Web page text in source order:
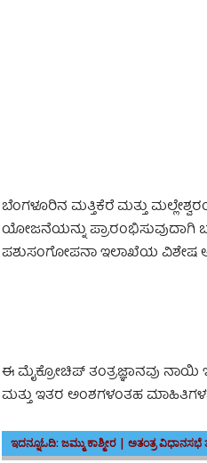
ಬೆಂಗಳೂರಿನ ಮತ್ತಿಕೆರೆ ಮತ್ತು
ಯೋಜನೆಯನ್ನು
ಪಶುಸಂಗೋಪನಾ ಇಲಾಖೆಯ ವಿಶೇಷ
ಈ ಮೈಕ್ರೋಚಿಪ್ ತಂತ್ರಜ್ಞಾನವು ನಾಯಿ
ಮತ್ತು ಇತರ ಅಂಶಗಳಂತಹ
ಇದನ್ನೂಓದಿ: ಜಮ್ಮು ಕಾಶ್ಮೀರ | ಅತಂತ್ರ ವಿಧಾನಸಭೆ